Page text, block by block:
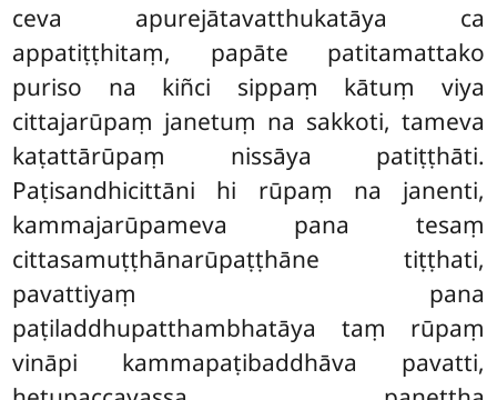
ceva apurejātavatthukatāya ca
appatiṭṭhitaṃ, papāte patitamattako
puriso na kiñci sippaṃ kātuṃ viya
cittajarūpaṃ janetuṃ na sakkoti, tameva
kaṭattārūpaṃ nissāya patiṭṭhāti.
Paṭisandhicittāni hi rūpaṃ na janenti,
kammajarūpameva pana tesaṃ
cittasamuṭṭhānarūpaṭṭhāne tiṭṭhati,
pavattiyaṃ pana
paṭiladdhupatthambhatāya taṃ rūpaṃ
vināpi kammapaṭibaddhāva pavatti,